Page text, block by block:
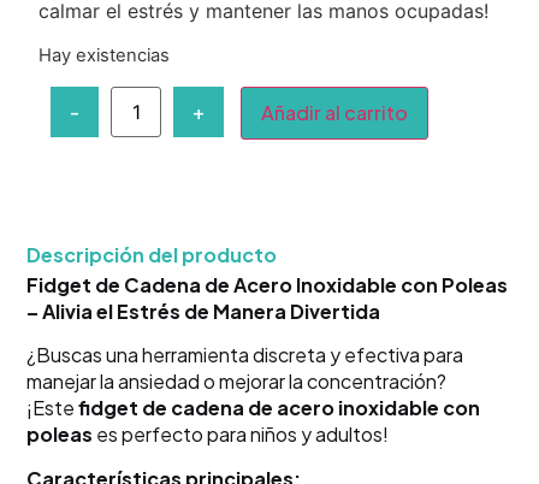
calmar el estrés y mantener las manos ocupadas!
Hay existencias
- + Añadir al carrito
Descripción del producto
Fidget de Cadena de Acero Inoxidable con Poleas
– Alivia el Estrés de Manera Divertida
¿Buscas una herramienta discreta y efectiva para
manejar la ansiedad o mejorar la concentración?
¡Estefidget de cadena de acero inoxidable con
poleas es perfecto para niños y adultos!
Características principales: